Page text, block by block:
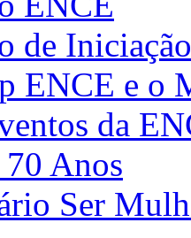
de
ENCE e o
da
Anos
Ser